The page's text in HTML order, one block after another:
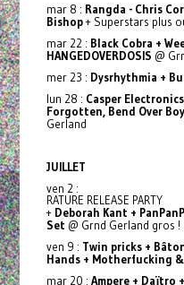
mar 8 : Rangda - Chris
Bishop+ Superstars plus
mar 22 : Black Cobra +
HANGEDOVERDOSIS @
mer 23 : Dysrhythmia +
lun 28 : Casper
Forgotten, Bend Over
Gerland
JUILLET
ven 2 :
RATURE RELEASE PARTY
+ Deborah Kant +
Set @ Grnd Gerland gros !
ven 9 : Twin pricks +
Hands + Motherfucking
mar 20 : Ampere + Daïtro